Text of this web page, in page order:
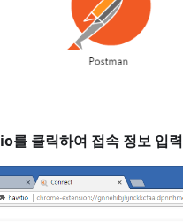
를 클릭하여 접속 정보 입력